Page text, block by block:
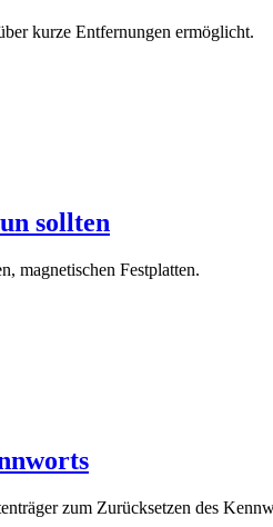
kurze Entfernungen ermöglicht.
sollten
magnetischen Festplatten.
zum Zurücksetzen des